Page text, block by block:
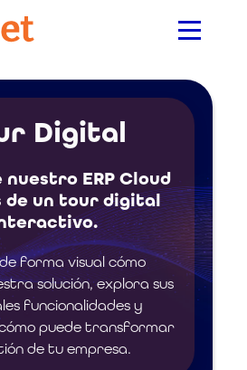
Digital
nuestro ERP Cloud
de un tour digital
forma visual cómo
solución, explora sus
funcionalidades y
puede transformar
de tu empresa.